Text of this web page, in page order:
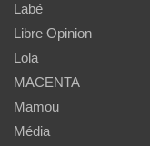
Labé
Libre Opinion
Lola
MACENTA
Mamou
Média